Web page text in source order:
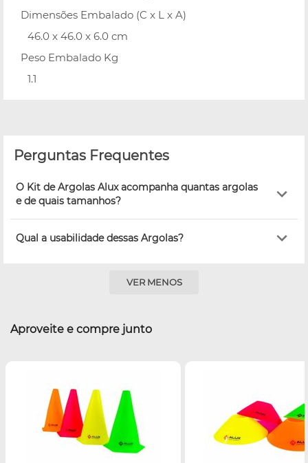
Dimensões Embalado (C x L x A)
46.0 x 46.0 x 6.0 cm
Peso Embalado Kg
1.1
Perguntas Frequentes
O Kit de Argolas Alux acompanha quantas argolas
e de quais tamanhos?
Qual a usabilidade dessas Argolas?
VER MENOS
Aproveite e compre junto